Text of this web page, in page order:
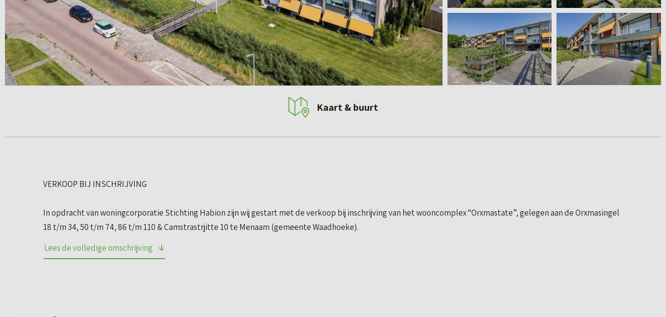
Kaart & buurt
VERKOOP BIJ INSCHRIJVING
In opdracht van woningcorporatie Stichting Habion zijn wij gestart met de verkoop bij inschrijving van het wooncomplex “Orxmastate”, gelegen aan de Orxmasingel
18 t/m 34, 50 t/m 74, 86 t/m 110 & Camstrastrjitte 10 te Menaam (gemeente Waadhoeke).
Het complex is gesitueerd in een rustige woonomgeving en omvat 35 sociale huurappartementen en een praktijkruimte van circa 275 m² VVO op de begane grond.
Lees de volledige omschrijving